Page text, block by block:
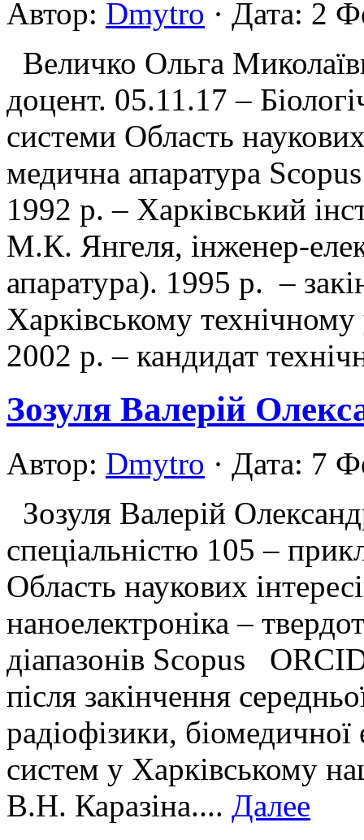
Автор: Dmytro · Дата: 2
Величко Ольга
доцент. 05.11.17 –
системи Область
медична апаратура
1992 р. – Харківський
М.К. Янгеля, інженер-
апаратура). 1995 р. –
Харківському технічному
2002 р. – кандидат
Зозуля Валерій
Автор: Dmytro · Дата: 7
Зозуля Валерій
спеціальністю 105 –
Область наукових
наноелектроніка –
діапазонів Scopus
після закінчення
радiофiзики, бiомедичної
систем у Харківському
В.Н. Каразіна.... Далее